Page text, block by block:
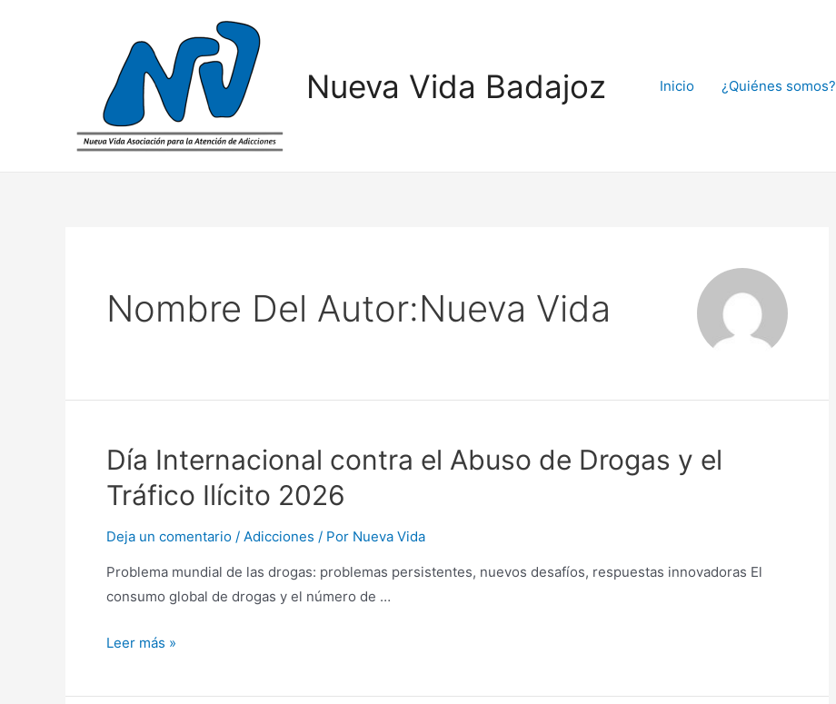
Nueva Vida Badajoz Inicio ¿Quiénes somos?
Nombre Del Autor:Nueva Vida
Día Internacional contra el Abuso de Drogas y el
Tráfico Ilícito 2026
Deja un comentario / Adicciones / Por Nueva Vida
Problema mundial de las drogas: problemas persistentes, nuevos desafíos, respuestas innovadoras El
consumo global de drogas y el número de …
Leer más »